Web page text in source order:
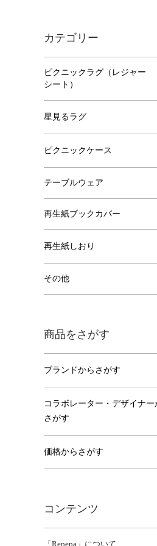
カテゴリー
ピクニックラグ（レジャー
シート）
星見るラグ
ピクニックケース
テーブルウェア
再生紙ブックカバー
再生紙しおり
その他
商品をさがす
ブランドからさがす
コラボレーター・デザイナー
さがす
価格からさがす
コンテンツ
「Repepa」について